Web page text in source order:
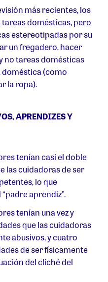
más recientes, los
domésticas, pero
estereotipadas por su
un fregadero, hacer
no tareas domésticas
doméstica (como
la ropa).
APRENDIZES Y
tenían casi el doble
las cuidadoras de ser
lo que
aprendiz”.
tenían una vez y
que las cuidadoras
abusivos, y cuatro
de ser físicamente
del cliché del